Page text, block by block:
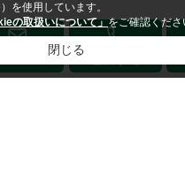
を使用しています。
の取扱いについて」をご確認くださ
閉じる